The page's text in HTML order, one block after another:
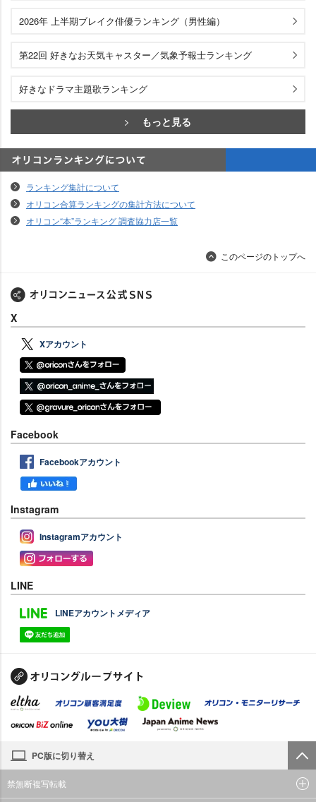
2026年 上半期ブレイク俳優ランキング（男性編）
第22回 好きなお天気キャスター／気象予報士ランキング
好きなドラマ主題歌ランキング
もっと見る
ランキング集計について
オリコン合算ランキングの集計方法について
オリコン“本”ランキング 調査協力店一覧
このページのトップへ
X
Xアカウント
Facebook
Facebookアカウント
Instagram
Instagramアカウント
LINE
LINEアカウントメディア
PC版に切り替え
禁無断複写転載